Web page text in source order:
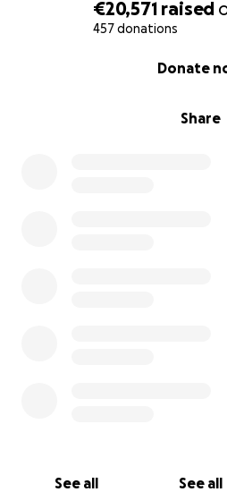
€20,571 raised
457 donations
Share
Donate
See all See all